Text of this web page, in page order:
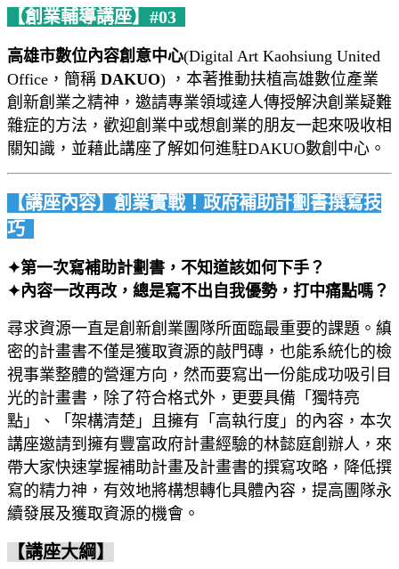
【創業輔導講座】#03
高雄市數位內容創意中心(Digital Art Kaohsiung United
Office，簡稱 DAKUO)​ ，本著推動扶植高雄數位產業
創新創業之精神，邀請專業領域達人傳授解決創業疑難
雜症的方法，歡迎創業中或想創業的朋友一起來吸收相
關知識，並藉此講座了解如何進駐DAKUO數創中心。
【講座內容】創業實戰！政府補助計劃書撰寫技
巧
✦第一次寫補助計劃書，不知道該如何下手？
✦內容一改再改，總是寫不出自我優勢，打中痛點嗎？
尋求資源一直是創新創業團隊所面臨最重要的課題。縝
密的計畫書不僅是獲取資源的敲門磚，也能系統化的檢
視事業整體的營運方向，然而要寫出一份能成功吸引目
光的計畫書，除了符合格式外，更要具備「獨特亮
點」、「架構清楚」且擁有「高執行度」的內容，本次
講座邀請到擁有豐富政府計畫經驗的林懿庭創辦人，來
帶大家快速掌握補助計畫及計畫書的撰寫攻略，降低撰
寫的精力神，有效地將構想轉化具體內容，提高團隊永
續發展及獲取資源的機會。
【講座大綱】